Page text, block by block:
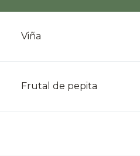
Viña
Frutal de pepita